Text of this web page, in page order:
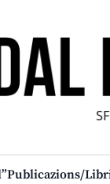
Publicazions/